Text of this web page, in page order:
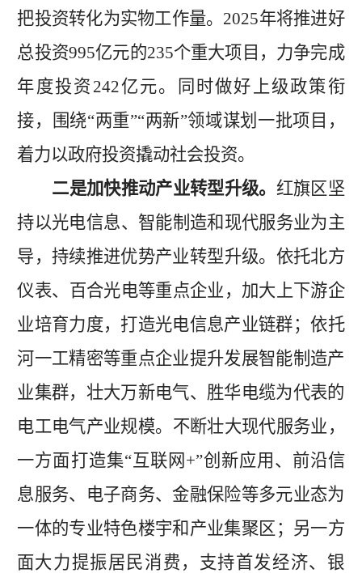
把投资转化为实物工作量。 2025年将推进好
总投资995亿元的235个重大项目，力争完成
年度投资 242亿元。同时做好上级政策衔
接，围绕“两重”“两新”领域谋划一批项目，
着力以政府投资撬动社会投资。
二是加快推动产业转型升级。 红旗区坚
持以光电信息、 智能制造和现代服务业为主
导，持续推进优势产业转型升级。 依托北方
仪表、 百合光电等重点企业， 加大上下游企
业培育力度，打造光电信息产业链群； 依托
河一工精密等重点企业提升发展智能制造产
业集群，壮大万新电气、胜华电缆为代表的
电工电气产业规模。 不断壮大现代服务业，
一方面打造集“互联网 +”创新应用、前沿信
息服务、电子商务、金融保险等多元业态为
一体的专业特色楼宇和产业集聚区 ；另一方
面大力提振居民消费 ， 支持首发经济、银